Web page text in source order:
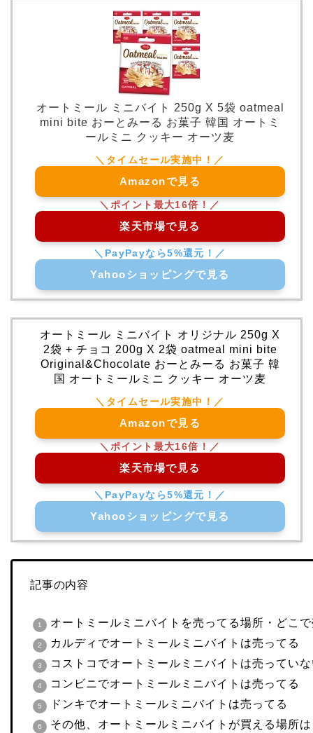
オートミール ミニバイト 250g X 5袋 oatmeal
mini bite おーとみーる お菓子 韓国 オートミ
ールミニ クッキー オーツ麦
Amazonで見る
楽天市場で見る
Yahooショッピングで見る
オートミール ミニバイト オリジナル 250g X
2袋 + チョコ 200g X 2袋 oatmeal mini bite
Original&Chocolate おーとみーる お菓子 韓
国 オートミールミニ クッキー オーツ麦
Amazonで見る
楽天市場で見る
Yahooショッピングで見る
記事の内容
オートミールミニバイトを売ってる場所・どこ
カルディでオートミールミニバイトは売ってる
コストコでオートミールミニバイトは売ってい
コンビニでオートミールミニバイトは売ってる
ドンキでオートミールミニバイトは売ってる
その他、オートミールミニバイトが買える場所